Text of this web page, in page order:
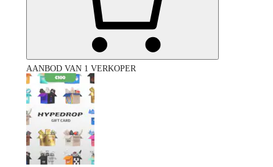
AANBOD VAN 1 VERKOPER